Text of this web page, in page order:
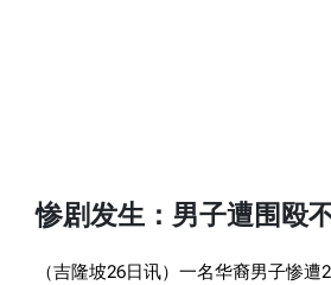
惨剧发生：男子遭围殴
（吉隆坡26日讯）一名华裔男子惨